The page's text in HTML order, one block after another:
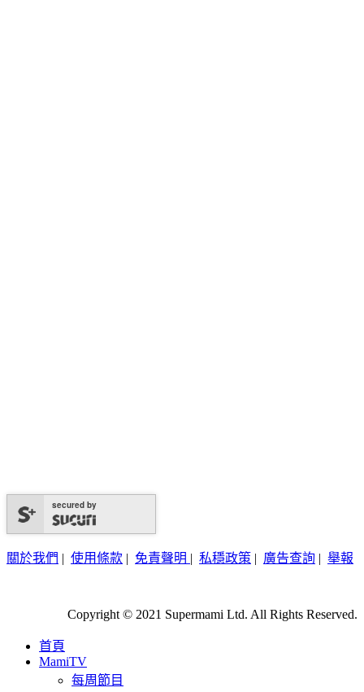
secured by
關於我們 | 使用條款 | 免責聲明 | 私穩政策 | 廣告查詢 | 舉報
Copyright © 2021 Supermami Ltd. All Rights Reserved.
首頁
MamiTV
每周節目